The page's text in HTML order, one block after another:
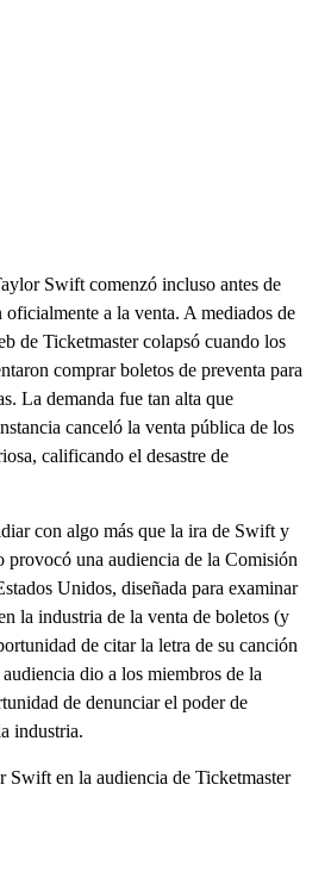
Swift comenzó incluso antes de
oficialmente a la venta. A mediados de
de Ticketmaster colapsó cuando los
comprar boletos de preventa para
La demanda fue tan alta que
canceló la venta pública de los
calificando el desastre de
con algo más que la ira de Swift y
provocó una audiencia de la Comisión
Unidos, diseñada para examinar
la industria de la venta de boletos (y
de citar la letra de su canción
dio a los miembros de la
de denunciar el poder de
industria.
Swift en la audiencia de Ticketmaster